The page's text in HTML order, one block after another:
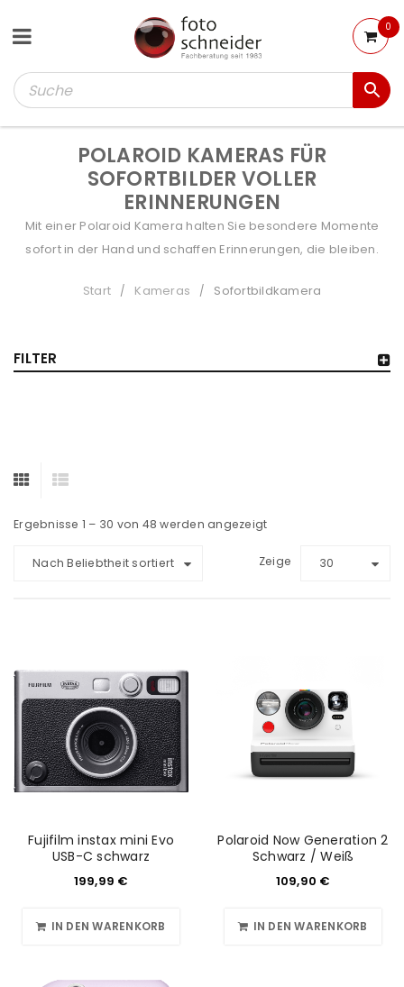
0
POLAROID KAMERAS FÜR
SOFORTBILDER VOLLER
ERINNERUNGEN
Mit einer Polaroid Kamera halten Sie besondere Momente
sofort in der Hand und schaffen Erinnerungen, die bleiben.
Start / Kameras / Sofortbildkamera
FILTER
Ergebnisse 1 – 30 von 48 werden angezeigt
Nach Beliebtheit sortiert Zeige 30
Fujifilm instax mini Evo
USB-C schwarz
199,99 €
IN DEN WARENKORB
Polaroid Now Generation 2
Schwarz / Weiß
109,90 €
IN DEN WARENKORB